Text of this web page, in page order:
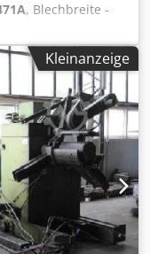
, Blechbreite -
40 mm Anzahl
2+2
max.: 3,5 mm
m Band-
verstellbaren
und automatik,
Richtrollen über
über
sehr
Kleinanzeige